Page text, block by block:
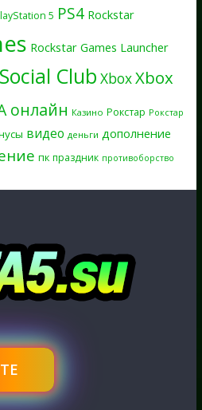
5 PS4 Rockstar
Rockstar Games Launcher
Social Club XboxXbox
онлайн Казино Рокстар Рокстар
видео деньги дополнение
пк праздник противоборство